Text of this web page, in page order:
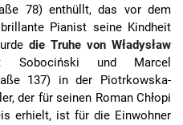
78) enthüllt, das vor dem
Pianist seine Kindheit
die Truhe von Władysław
Sobociński und Marcel
137) in der Piotrkowska-
der für seinen Roman Chłopi
erhielt, ist für die Einwohner